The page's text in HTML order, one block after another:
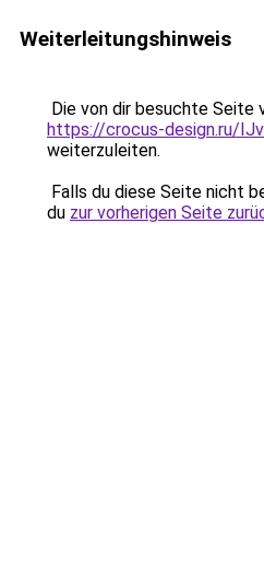
Weiterleitungshinweis
Die von dir besuchte Seite
https://crocus-design.ru/
weiterzuleiten.
Falls du diese Seite nicht
du zur vorherigen Seite